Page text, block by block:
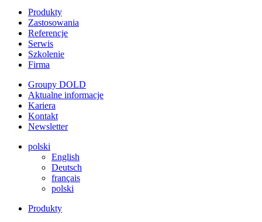
Produkty
Zastosowania
Referencje
Serwis
Szkolenie
Firma
Groupy DOLD
Aktualne informacje
Kariera
Kontakt
Newsletter
polski
English
Deutsch
français
polski
Produkty